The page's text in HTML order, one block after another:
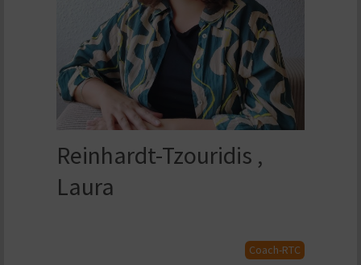
Reinhardt-Tzouridis ,
Laura
Coach-RTC